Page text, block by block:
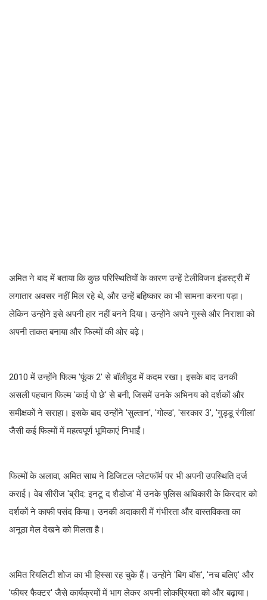
अमित ने बाद में बताया कि कुछ परिस्थितियों के कारण उन्हें टेलीविजन इंडस्ट्री में
लगातार अवसर नहीं मिल रहे थे, और उन्हें बहिष्कार का भी सामना करना पड़ा।
लेकिन उन्होंने इसे अपनी हार नहीं बनने दिया। उन्होंने अपने गुस्से और निराशा को
अपनी ताकत बनाया और फिल्मों की ओर बढ़े।
2010 में उन्होंने फिल्म 'फूंक 2' से बॉलीवुड में कदम रखा। इसके बाद उनकी
असली पहचान फिल्म 'काई पो छे' से बनी, जिसमें उनके अभिनय को दर्शकों और
समीक्षकों ने सराहा। इसके बाद उन्होंने 'सुल्तान', 'गोल्ड', 'सरकार 3', 'गुड्डू रंगीला'
जैसी कई फिल्मों में महत्वपूर्ण भूमिकाएं निभाईं।
फिल्मों के अलावा, अमित साध ने डिजिटल प्लेटफॉर्म पर भी अपनी उपस्थिति दर्ज
कराई। वेब सीरीज 'ब्रीद: इनटू द शैडोज' में उनके पुलिस अधिकारी के किरदार को
दर्शकों ने काफी पसंद किया। उनकी अदाकारी में गंभीरता और वास्तविकता का
अनूठा मेल देखने को मिलता है।
अमित रियलिटी शोज का भी हिस्सा रह चुके हैं। उन्होंने 'बिग बॉस', 'नच बलिए' और
'फीयर फैक्टर' जैसे कार्यक्रमों में भाग लेकर अपनी लोकप्रियता को और बढ़ाया।